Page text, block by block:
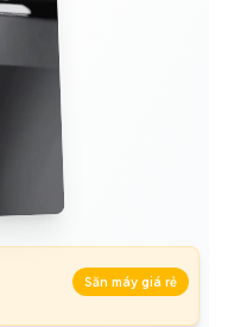
Săn máy giá rẻ